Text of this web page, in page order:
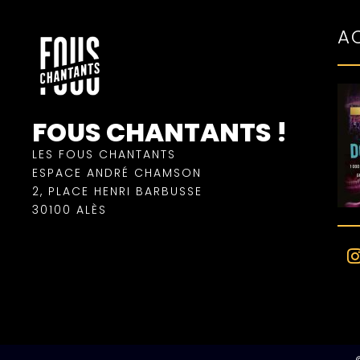
FOUS CHANTANTS !
LES FOUS CHANTANTS
ESPACE ANDRÉ CHAMSON
2, PLACE HENRI BARBUSSE
30100 ALÈS